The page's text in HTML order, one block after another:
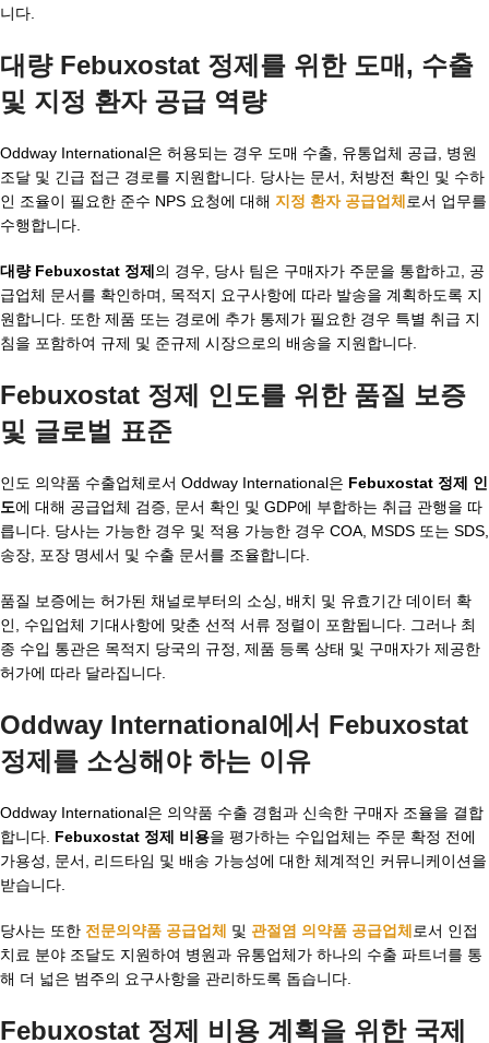
니다.
대량 Febuxostat 정제를 위한 도매, 수출
및 지정 환자 공급 역량
Oddway International은 허용되는 경우 도매 수출, 유통업체 공급, 병원
조달 및 긴급 접근 경로를 지원합니다. 당사는 문서, 처방전 확인 및 수하
인 조율이 필요한 준수 NPS 요청에 대해 지정 환자 공급업체 로서 업무를
수행합니다.
대량 Febuxostat 정제 의 경우, 당사 팀은 구매자가 주문을 통합하고, 공
급업체 문서를 확인하며, 목적지 요구사항에 따라 발송을 계획하도록 지
원합니다. 또한 제품 또는 경로에 추가 통제가 필요한 경우 특별 취급 지
침을 포함하여 규제 및 준규제 시장으로의 배송을 지원합니다.
Febuxostat 정제 인도를 위한 품질 보증
및 글로벌 표준
인도 의약품 수출업체로서 Oddway International은 Febuxostat 정제 인
도에 대해 공급업체 검증, 문서 확인 및 GDP에 부합하는 취급 관행을 따
릅니다. 당사는 가능한 경우 및 적용 가능한 경우 COA, MSDS 또는 SDS,
송장, 포장 명세서 및 수출 문서를 조율합니다.
품질 보증에는 허가된 채널로부터의 소싱, 배치 및 유효기간 데이터 확
인, 수입업체 기대사항에 맞춘 선적 서류 정렬이 포함됩니다. 그러나 최
종 수입 통관은 목적지 당국의 규정, 제품 등록 상태 및 구매자가 제공한
허가에 따라 달라집니다.
Oddway International에서 Febuxostat
정제를 소싱해야 하는 이유
Oddway International은 의약품 수출 경험과 신속한 구매자 조율을 결합
합니다. Febuxostat 정제 비용을 평가하는 수입업체는 주문 확정 전에
가용성, 문서, 리드타임 및 배송 가능성에 대한 체계적인 커뮤니케이션을
받습니다.
당사는 또한 전문의약품 공급업체 및 관절염 의약품 공급업체 로서 인접
치료 분야 조달도 지원하여 병원과 유통업체가 하나의 수출 파트너를 통
해 더 넓은 범주의 요구사항을 관리하도록 돕습니다.
Febuxostat 정제 비용 계획을 위한 국제